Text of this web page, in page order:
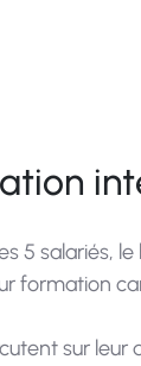
5 salariés,
formation
sur leur